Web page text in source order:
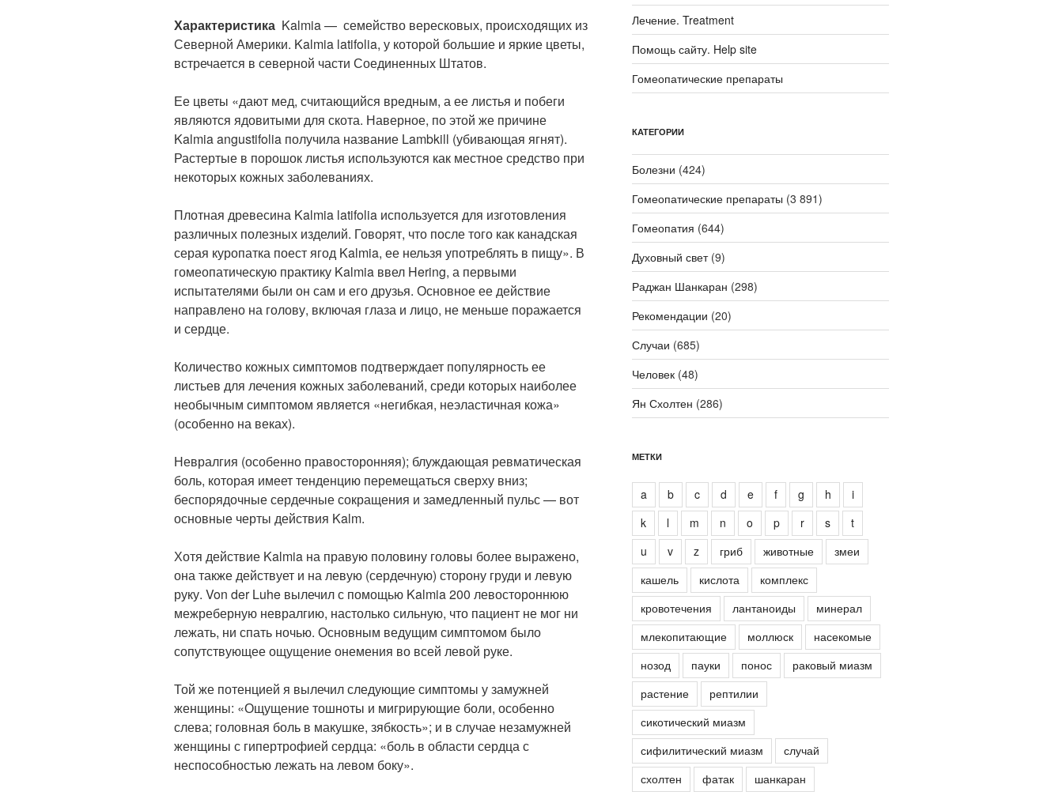
Характеристика Kalmia — семейство вересковых, происходящих из
Северной Америки. Kalmia latifolia, у которой большие и яркие цветы,
встречается в северной части Соединенных Штатов.
Ее цветы «дают мед, считающийся вредным, а ее листья и побеги
являются ядовитыми для скота. Наверное, по этой же причине
Kalmia angustifolia получила название Lambkill (убивающая ягнят).
Растертые в порошок листья используются как местное средство при
некоторых кожных заболеваниях.
Плотная древесина Kalmia latifolia используется для изготовления
различных полезных изделий. Говорят, что после того как канадская
серая куропатка поест ягод Kalmia, ее нельзя употреблять в пищу». В
гомеопатическую практику Kalmia ввел Hering, а первыми
испытателями были он сам и его друзья. Основное ее действие
направлено на голову, включая глаза и лицо, не меньше поражается
и сердце.
Количество кожных симптомов подтверждает популярность ее
листьев для лечения кожных заболеваний, среди которых наиболее
необычным симптомом является «негибкая, неэластичная кожа»
(особенно на веках).
Невралгия (особенно правосторонняя); блуждающая ревматическая
боль, которая имеет тенденцию перемещаться сверху вниз;
беспорядочные сердечные сокращения и замедленный пульс — вот
основные черты действия Kalm.
Хотя действие Kalmia на правую половину головы более выражено,
она также действует и на левую (сердечную) сторону груди и левую
руку. Von der Luhe вылечил с помощью Kalmia 200 левостороннюю
межреберную невралгию, настолько сильную, что пациент не мог ни
лежать, ни спать ночью. Основным ведущим симптомом было
сопутствующее ощущение онемения во всей левой руке.
Той же потенцией я вылечил следующие симптомы у замужней
женщины: «Ощущение тошноты и мигрирующие боли, особенно
слева; головная боль в макушке, зябкость»; и в случае незамужней
женщины с гипертрофией сердца: «боль в области сердца с
неспособностью лежать на левом боку».
Лечение. Treatment
Помощь сайту. Help site
Гомеопатические препараты
КАТЕГОРИИ
Болезни (424)
Гомеопатические препараты (3 891)
Гомеопатия (644)
Духовный свет(9)
Раджан Шанкаран (298)
Рекомендации (20)
Случаи (685)
Человек(48)
Ян Схолтен (286)
МЕТКИ
a b c d e f g h
i
k
l m n o p r s
t
u
v z гриб животные
змеи
кашель
кислота
комплекс
кровотечения
лантаноиды
минерал
млекопитающие
моллюск
насекомые
нозод
пауки понос
раковый миазм
растение
рептилии
сикотический миазм
сифилитический миазм
случай
схолтен
фатак шанкаран